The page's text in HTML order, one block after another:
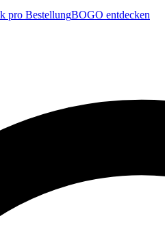
pro BestellungBOGO entdecken